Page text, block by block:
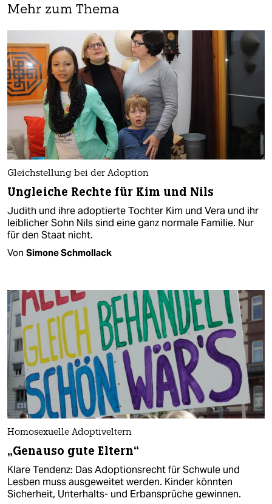
Mehr zum Thema
Gleichstellung bei der Adoption
Ungleiche Rechte für Kim und Nils
Judith und ihre adoptierte Tochter Kim und Vera und ihr
leiblicher Sohn Nils sind eine ganz normale Familie. Nur
für den Staat nicht.
Von Simone Schmollack
Homosexuelle Adoptiveltern
„Genauso gute Eltern“
Klare Tendenz: Das Adoptionsrecht für Schwule und
Lesben muss ausgeweitet werden. Kinder könnten
Sicherheit, Unterhalts- und Erbansprüche gewinnen.